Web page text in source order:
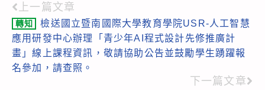
Read
more
articles
上一篇文章
轉知
檢送國立暨南國際大學教育學院USR-人工智慧
應用研發中心辦理「青少年AI程式設計先修推廣計
畫」線上課程資訊，敬請協助公告並鼓勵學生踴躍報
名參加，請查照。
下一篇文章